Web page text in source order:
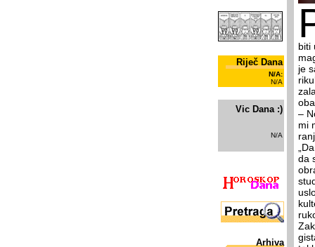
Riječ Dana
N/A:
N/A
Vic Dana :)
N/A
Arhiva
bi­ti
je
–
mi
da